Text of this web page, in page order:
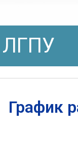
График